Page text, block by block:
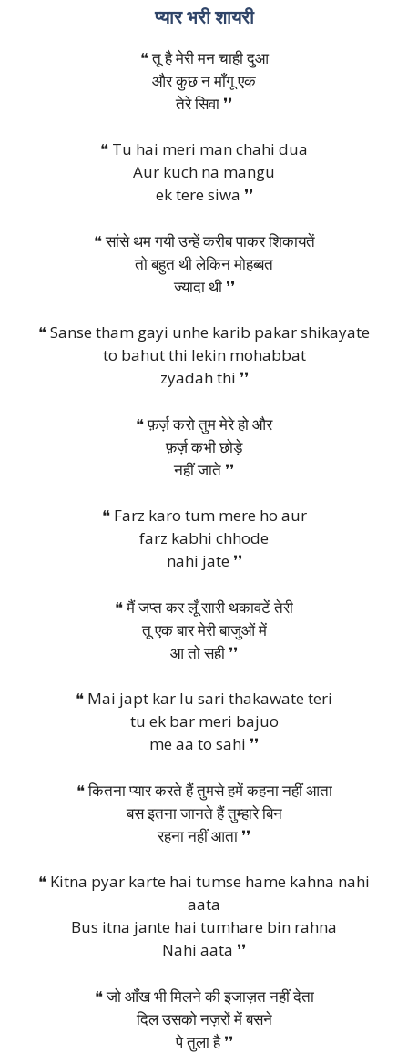
प्यार भरी शायरी
❝ तू है मेरी मन चाही दुआ
और कुछ न माँगू एक
तेरे सिवा ❜❜
❝ Tu hai meri man chahi dua
Aur kuch na mangu
ek tere siwa ❜❜
❝ सांसे थम गयी उन्हें करीब पाकर शिकायतें
तो बहुत थी लेकिन मोहब्बत
ज्यादा थी ❜❜
❝ Sanse tham gayi unhe karib pakar shikayate
to bahut thi lekin mohabbat
zyadah thi ❜❜
❝ फ़र्ज़ करो तुम मेरे हो और
फ़र्ज़ कभी छोड़े
नहीं जाते ❜❜
❝ Farz karo tum mere ho aur
farz kabhi chhode
nahi jate ❜❜
❝ मैं जप्त कर लूँ सारी थकावटें तेरी
तू एक बार मेरी बाजुओं में
आ तो सही ❜❜
❝ Mai japt kar lu sari thakawate teri
tu ek bar meri bajuo
me aa to sahi ❜❜
❝ कितना प्यार करते हैं तुमसे हमें कहना नहीं आता
बस इतना जानते हैं तुम्हारे बिन
रहना नहीं आता ❜❜
❝ Kitna pyar karte hai tumse hame kahna nahi
aata
Bus itna jante hai tumhare bin rahna
Nahi aata ❜❜
❝ जो आँख भी मिलने की इजाज़त नहीं देता
दिल उसको नज़रों में बसने
पे तुला है ❜❜